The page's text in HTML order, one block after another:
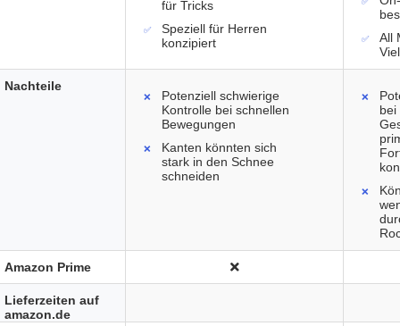
für Tricks
Speziell für Herren
konzipiert
All
Potenziell schwierige
Kontrolle bei schnellen
Bewegungen
Kanten könnten sich
stark in den Schnee
schneiden
bei
Nachteile
Amazon Prime
Lieferzeiten auf
amazon.de